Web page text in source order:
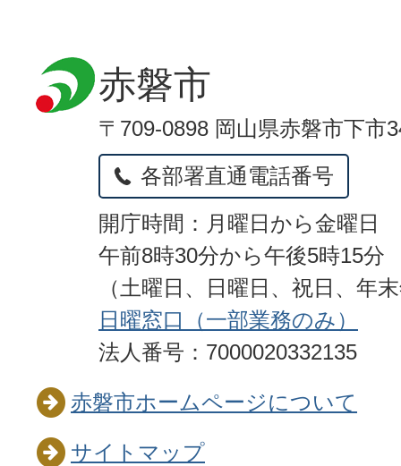
赤磐市
〒709-0898 岡山県赤磐市下市
各部署直通電話番号
開庁時間：月曜日から金曜日
午前8時30分から午後5時15分
（土曜日、日曜日、祝日、年
日曜窓口（一部業務のみ）
法人番号：7000020332135
赤磐市ホームページについて
サイトマップ